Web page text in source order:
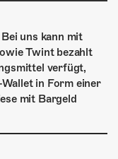
uns kann mit
Twint bezahlt
verfügt,
in Form einer
mit Bargeld